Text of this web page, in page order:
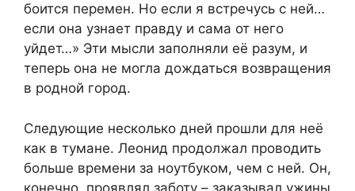
боится перемен. Но если я встречусь с ней…
если она узнает правду и сама от него
уйдет…» Эти мысли заполняли её разум, и
теперь она не могла дождаться возвращения
в родной город.
Следующие несколько дней прошли для неё
как в тумане. Леонид продолжал проводить
больше времени за ноутбуком, чем с ней. Он,
конечно, проявлял заботу – заказывал ужины